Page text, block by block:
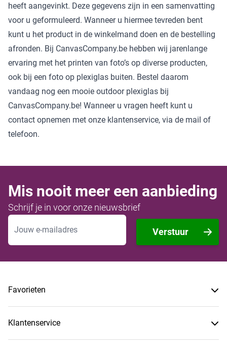
heeft aangevinkt. Deze gegevens zijn in een samenvatting
voor u geformuleerd. Wanneer u hiermee tevreden bent
kunt u het product in de winkelmand doen en de bestelling
afronden. Bij CanvasCompany.be hebben wij jarenlange
ervaring met het printen van foto’s op diverse producten,
ook bij een foto op plexiglas buiten. Bestel daarom
vandaag nog een mooie outdoor plexiglas bij
CanvasCompany.be! Wanneer u vragen heeft kunt u
contact opnemen met onze klantenservice, via de mail of
telefoon.
Mis nooit meer een aanbieding
Schrijf je in voor onze nieuwsbrief
E-mailadres
Verstuur
Favorieten
Klantenservice